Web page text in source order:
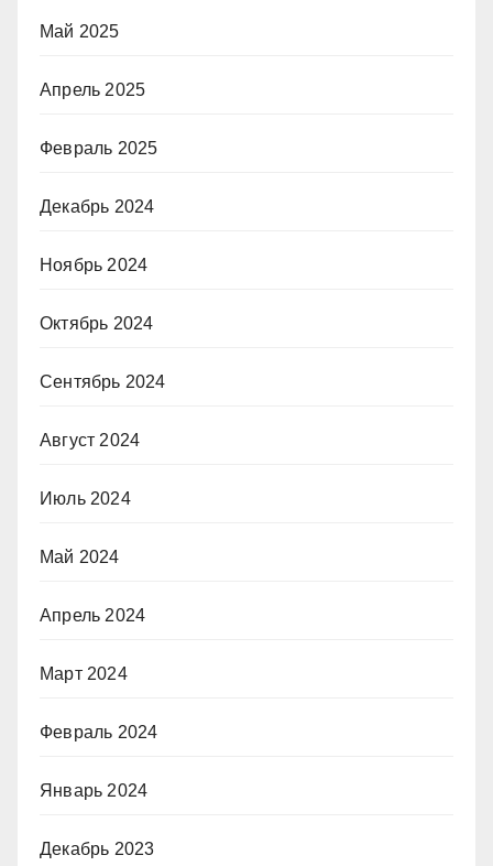
Май 2025
Апрель 2025
Февраль 2025
Декабрь 2024
Ноябрь 2024
Октябрь 2024
Сентябрь 2024
Август 2024
Июль 2024
Май 2024
Апрель 2024
Март 2024
Февраль 2024
Январь 2024
Декабрь 2023